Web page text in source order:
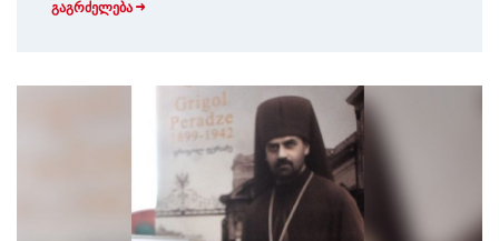
გაგრძელება